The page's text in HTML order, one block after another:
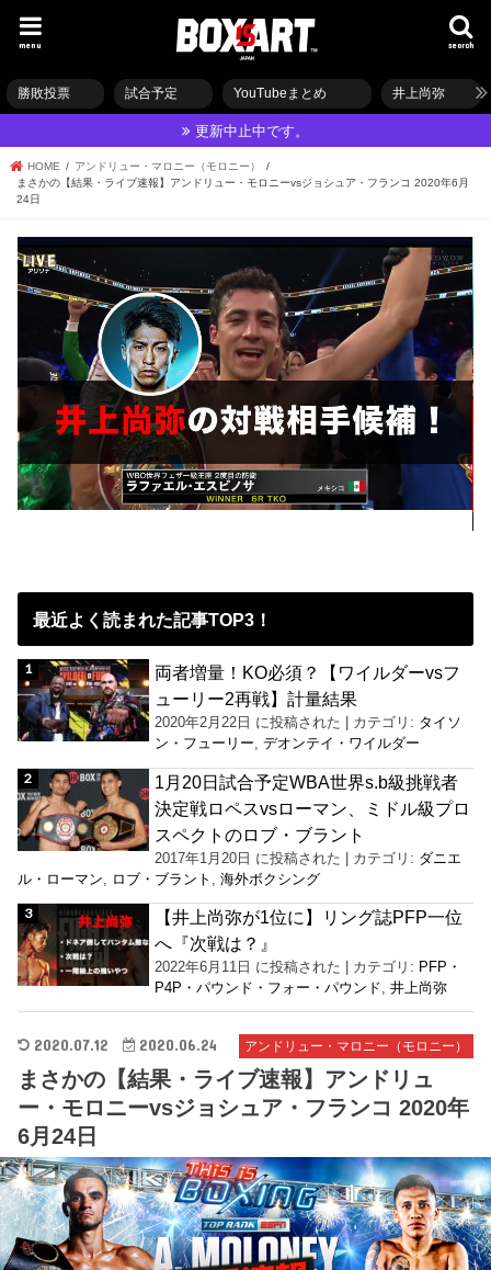
search
menu
勝敗投票 試合予定 YouTubeまとめ 井上尚弥
更新中止中です。
HOME
アンドリュー・マロニー（モロニー）
まさかの【結果・ライブ速報】アンドリュー・モロニーvsジョシュア・フランコ 2020年6月
24日
最近よく読まれた記事TOP3！
両者増量！KO必須？【ワイルダーvsフ
ューリー2再戦】計量結果
2020年2月22日 に投稿された カテゴリ: タイソ
ン・フューリー,デオンテイ・ワイルダー
1月20日試合予定WBA世界s.b級挑戦者
決定戦ロペスvsローマン、ミドル級プロ
スペクトのロブ・ブラント
2017年1月20日 に投稿された | カテゴリ: ダニエ
ル・ローマン
ロブ・ブラント ,海外ボクシング
【井上尚弥が1位に】リング誌PFP一位
へ『次戦は？』
2022年6月11日 に投稿された カテゴリ: PFP・
P4P・パウンド・フォー・パウンド ,井上尚弥
アンドリュー・マロニー（モロニー）
2020.07.12 2020.06.24
まさかの【結果・ライブ速報】アンドリュ
ー・モロニーvsジョシュア・フランコ 2020年
6月24日